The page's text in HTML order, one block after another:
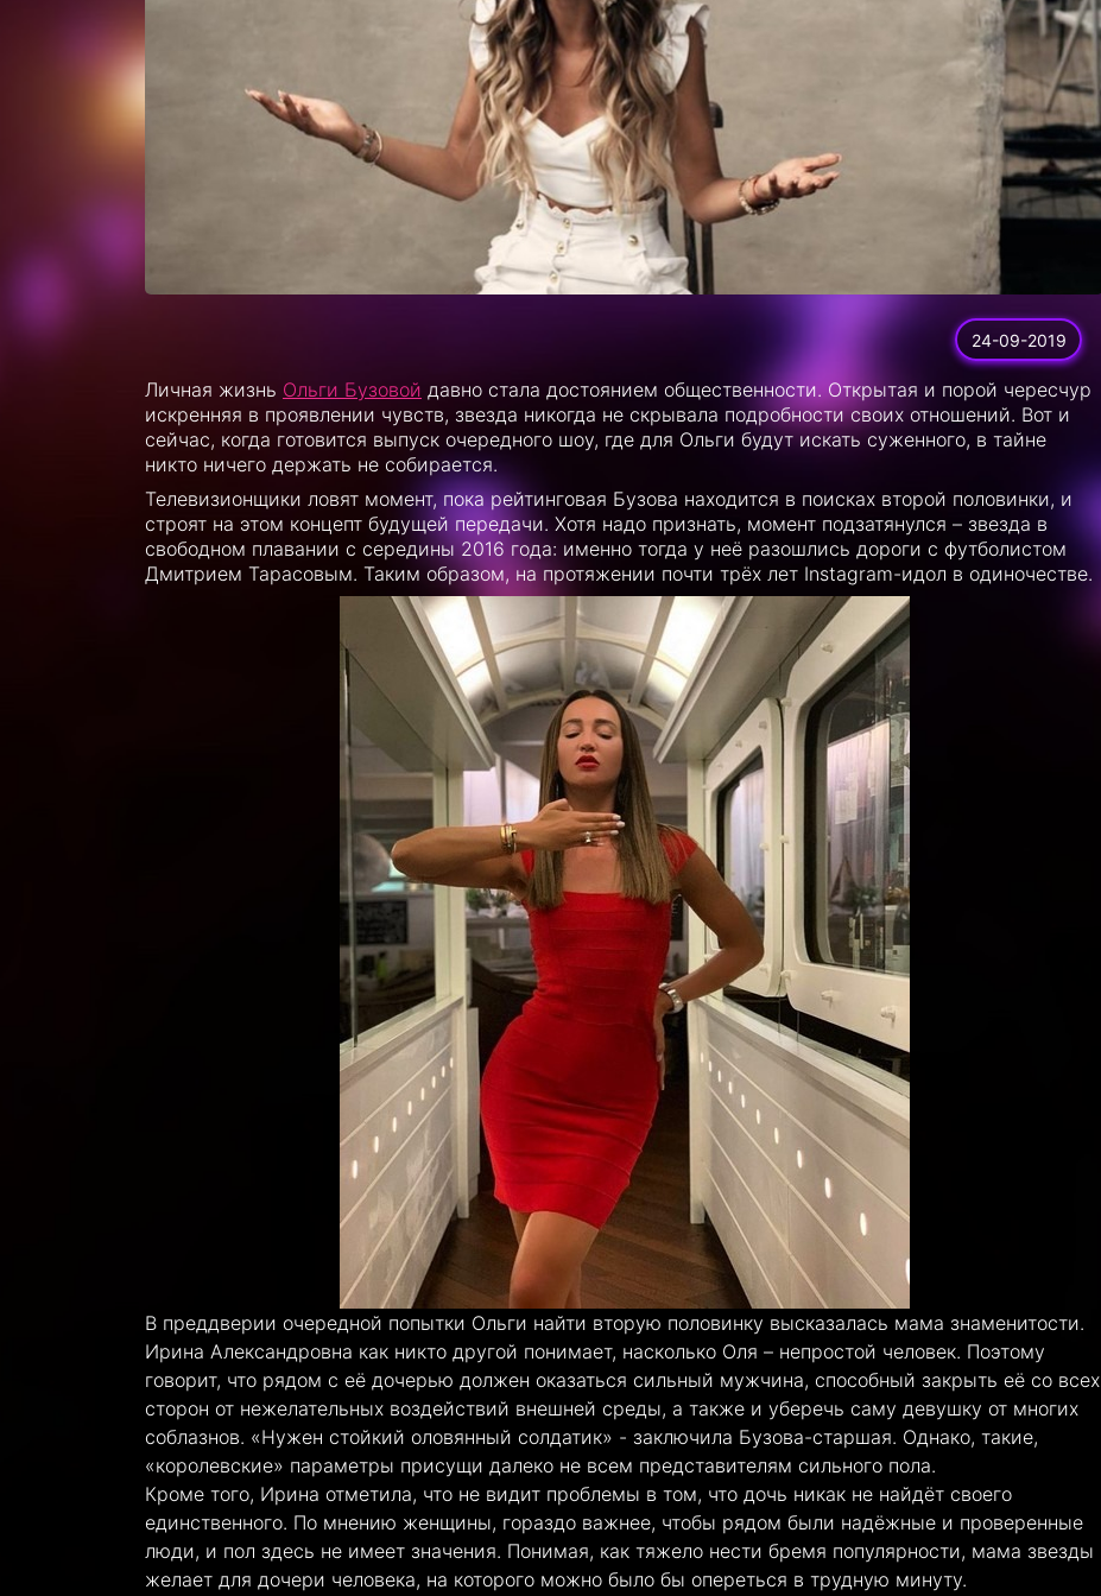
24-09-2019
Личная жизнь Ольги Бузовой давно стала достоянием общественности. Открытая и порой чересчур
искренняя в проявлении чувств, звезда никогда не скрывала подробности своих отношений. Вот и
сейчас, когда готовится выпуск очередного шоу, где для Ольги будут искать суженного, в тайне
никто ничего держать не собирается.
Телевизионщики ловят момент, пока рейтинговая Бузова находится в поисках второй половинки, и
строят на этом концепт будущей передачи. Хотя надо признать, момент подзатянулся – звезда в
свободном плавании с середины 2016 года: именно тогда у неё разошлись дороги с футболистом
Дмитрием Тарасовым. Таким образом, на протяжении почти трёх лет Instagram-идол в одиночестве.
В преддверии очередной попытки Ольги найти вторую половинку высказалась мама знаменитости.
Ирина Александровна как никто другой понимает, насколько Оля – непростой человек. Поэтому
говорит, что рядом с её дочерью должен оказаться сильный мужчина, способный закрыть её со всех
сторон от нежелательных воздействий внешней среды, а также и уберечь саму девушку от многих
соблазнов. «Нужен стойкий оловянный солдатик» - заключила Бузова-старшая. Однако, такие,
«королевские» параметры присущи далеко не всем представителям сильного пола.
Кроме того, Ирина отметила, что не видит проблемы в том, что дочь никак не найдёт своего
единственного. По мнению женщины, гораздо важнее, чтобы рядом были надёжные и проверенные
люди, и пол здесь не имеет значения. Понимая, как тяжело нести бремя популярности, мама звезды
желает для дочери человека, на которого можно было бы опереться в трудную минуту.